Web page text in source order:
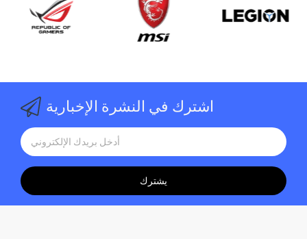
اشترك في النشرة الإخبارية
يشترك